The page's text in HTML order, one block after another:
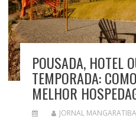
POUSADA, HOTEL
TEMPORADA:
MELHOR
JORNAL MANGARATIBA